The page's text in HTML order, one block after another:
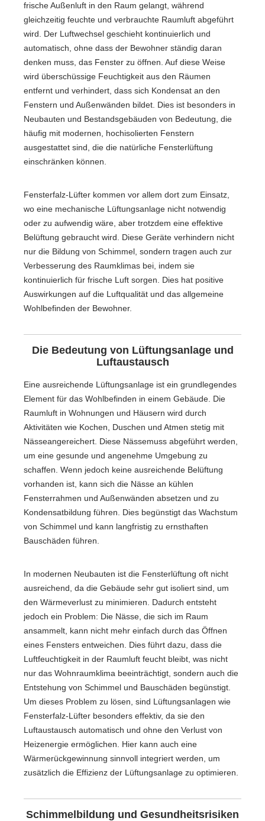
frische Außenluft in den Raum gelangt, während
gleichzeitig feuchte und verbrauchte Raumluft abgeführt
wird. Der Luftwechsel geschieht kontinuierlich und
automatisch, ohne dass der Bewohner ständig daran
denken muss, das Fenster zu öffnen. Auf diese Weise
wird überschüssige Feuchtigkeit aus den Räumen
entfernt und verhindert, dass sich Kondensat an den
Fenstern und Außenwänden bildet. Dies ist besonders in
Neubauten und Bestandsgebäuden von Bedeutung, die
häufig mit modernen, hochisolierten Fenstern
ausgestattet sind, die die natürliche Fensterlüftung
einschränken können.
Fensterfalz-Lüfter kommen vor allem dort zum Einsatz,
wo eine mechanische Lüftungsanlage nicht notwendig
oder zu aufwendig wäre, aber trotzdem eine effektive
Belüftung gebraucht wird. Diese Geräte verhindern nicht
nur die Bildung von Schimmel, sondern tragen auch zur
Verbesserung des Raumklimas bei, indem sie
kontinuierlich für frische Luft sorgen. Dies hat positive
Auswirkungen auf die Luftqualität und das allgemeine
Wohlbefinden der Bewohner.
Die Bedeutung von Lüftungsanlage und
Luftaustausch
Eine ausreichende Lüftungsanlage ist ein grundlegendes
Element für das Wohlbefinden in einem Gebäude. Die
Raumluft in Wohnungen und Häusern wird durch
Aktivitäten wie Kochen, Duschen und Atmen stetig mit
Nässeangereichert. Diese Nässemuss abgeführt werden,
um eine gesunde und angenehme Umgebung zu
schaffen. Wenn jedoch keine ausreichende Belüftung
vorhanden ist, kann sich die Nässe an kühlen
Fensterrahmen und Außenwänden absetzen und zu
Kondensatbildung führen. Dies begünstigt das Wachstum
von Schimmel und kann langfristig zu ernsthaften
Bauschäden führen.
In modernen Neubauten ist die Fensterlüftung oft nicht
ausreichend, da die Gebäude sehr gut isoliert sind, um
den Wärmeverlust zu minimieren. Dadurch entsteht
jedoch ein Problem: Die Nässe, die sich im Raum
ansammelt, kann nicht mehr einfach durch das Öffnen
eines Fensters entweichen. Dies führt dazu, dass die
Luftfeuchtigkeit in der Raumluft feucht bleibt, was nicht
nur das Wohnraumklima beeinträchtigt, sondern auch die
Entstehung von Schimmel und Bauschäden begünstigt.
Um dieses Problem zu lösen, sind Lüftungsanlagen wie
Fensterfalz-Lüfter besonders effektiv, da sie den
Luftaustausch automatisch und ohne den Verlust von
Heizenergie ermöglichen. Hier kann auch eine
Wärmerückgewinnung sinnvoll integriert werden, um
zusätzlich die Effizienz der Lüftungsanlage zu optimieren.
Schimmelbildung und Gesundheitsrisiken